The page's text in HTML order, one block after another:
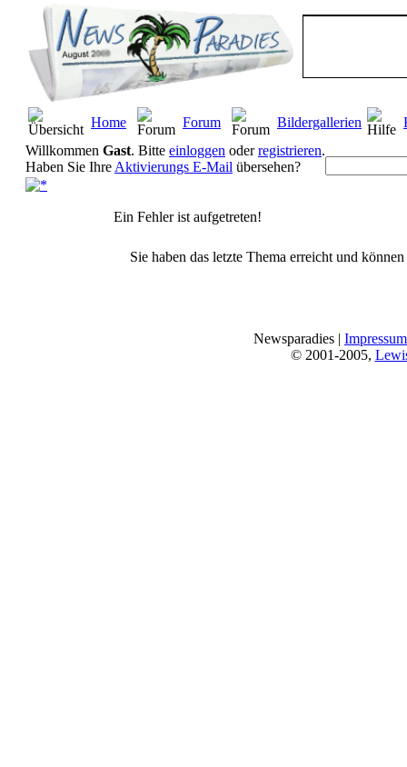
Home Forum Bildergallerien
Willkommen Gast. Bitte einloggen oderregistrieren.
Haben Sie Ihre Aktivierungs E-Mail übersehen?
Ein Fehler ist aufgetreten!
Sie haben das letzte Thema erreicht und
Newsparadies | Impressum
© 2001-2005,